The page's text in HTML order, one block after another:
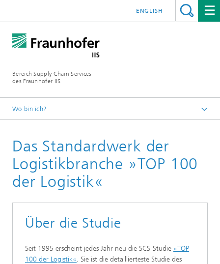
Bereich Supply Chain Services
des Fraunhofer IIS
ENGLISH
Wo bin ich?
Publikationen
Studien und White Paper
Das Standardwerk der
Logistikbranche »TOP 100
der Logistik«
Über die Studie
Seit 1995 erscheint jedes Jahr neu die SCS-Studie »TOP
100 der Logistik«. Sie ist die detaillierteste Studie des